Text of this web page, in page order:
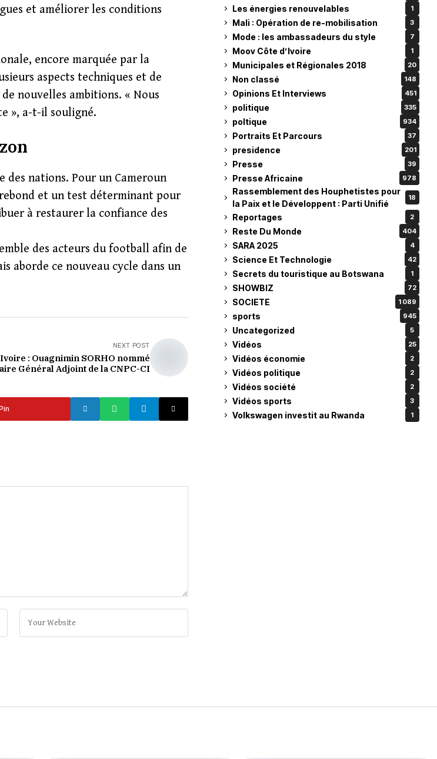
et améliorer les conditions
encore marquée par la
aspects techniques et de
nouvelles ambitions. « Nous
», a-t-il souligné.
nations. Pour un Cameroun
et un test déterminant pour
à restaurer la confiance des
des acteurs du football afin de
aborde ce nouveau cycle dans un
NEXT POST
: Ouagnimin SORHO nommé
Général Adjoint de la CNPC-CI
Les énergies renouvelables 1
Mali : Opération de re-mobilisation 3
Mode : les ambassadeurs du style 7
Moov Côte d’Ivoire 1
Municipales et Régionales 2018 20
Non classé 148
Opinions Et Interviews 451
politique 335
poltique 934
Portraits Et Parcours 37
presidence 201
Presse 39
Presse Africaine 978
Rassemblement des Houphetistes pour
la Paix et le Développent : Parti Unifié
18
Reportages 2
Reste Du Monde 404
SARA 2025 4
Science Et Technologie 42
Secrets du touristique au Botswana 1
SHOWBIZ 72
SOCIETE 1 089
sports 945
Uncategorized 5
Vidéos 25
Vidéos économie 2
Vidéos politique 2
Vidéos société 2
Vidéos sports 3
Volkswagen investit au Rwanda 1